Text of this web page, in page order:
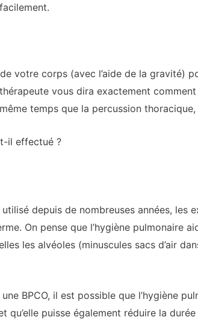
votre corps (avec l’aide de la gravité)
vous dira exactement
temps que la percussion
il effectué ?
depuis de nombreuses années, les
On pense que l’hygiène pulmonaire
les alvéoles (minuscules sacs d’air
BPCO, il est possible que l’hygiène
qu’elle puisse également réduire la